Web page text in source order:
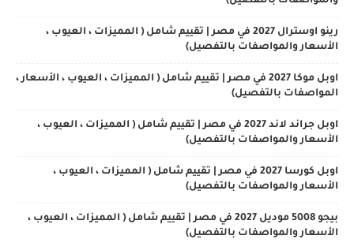
رينو اوسترال 2027 في مصر | تقييم شامل ( المميزات ، العيوب ،
الأسعار والمواصفات بالتفصيل)
اوبل موكا 2027 في مصر | تقييم شامل ( المميزات ، العيوب ، الأسعار ،
المواصفات بالتفصيل)
اوبل جراند لاند 2027 في مصر | تقييم شامل ( المميزات ، العيوب ،
الأسعار والمواصفات بالتفصيل)
اوبل كورسا 2027 في مصر | تقييم شامل ( المميزات ، العيوب ،
الأسعار والمواصفات بالتفصيل)
بيجو 5008 موديل 2027 في مصر | تقييم شامل ( المميزات ، العيوب ،
الأسعار والمواصفات بالتفصيل)